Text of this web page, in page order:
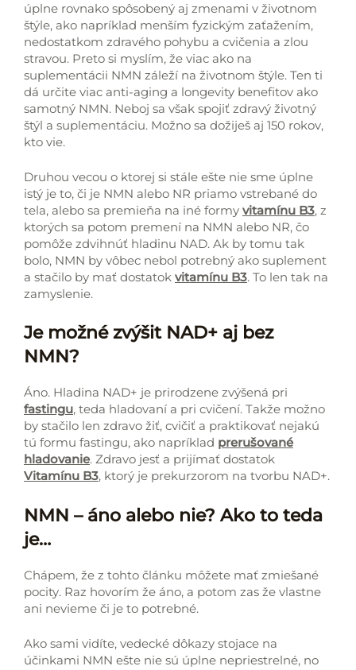
úplne rovnako spôsobený aj zmenami v životnom
štýle, ako napríklad menším fyzickým zaťažením,
nedostatkom zdravého pohybu a cvičenia a zlou
stravou. Preto si myslím, že viac ako na
suplementácii NMN záleží na životnom štýle. Ten ti
dá určite viac anti-aging a longevity benefitov ako
samotný NMN. Neboj sa však spojiť zdravý životný
štýl a suplementáciu. Možno sa dožiješ aj 150 rokov,
kto vie.
Druhou vecou o ktorej si stále ešte nie sme úplne
istý je to, či je NMN alebo NR priamo vstrebané do
tela, alebo sa premieňa na iné formy vitamínu B3, z
ktorých sa potom premení na NMN alebo NR, čo
pomôže zdvihnúť hladinu NAD. Ak by tomu tak
bolo, NMN by vôbec nebol potrebný ako suplement
a stačilo by mať dostatok vitamínu B3. To len tak na
zamyslenie.
Je možné zvýšit NAD+ aj bez
NMN?
Áno. Hladina NAD+ je prirodzene zvýšená pri
fastingu, teda hladovaní a pri cvičení. Takže možno
by stačilo len zdravo žiť, cvičiť a praktikovať nejakú
tú formu fastingu, ako napríklad prerušované
hladovanie. Zdravo jesť a prijímať dostatok
Vitamínu B3, ktorý je prekurzorom na tvorbu NAD+.
NMN – áno alebo nie? Ako to teda
je…
Chápem, že z tohto článku môžete mať zmiešané
pocity. Raz hovorím že áno, a potom zas že vlastne
ani nevieme či je to potrebné.
Ako sami vidíte, vedecké dôkazy stojace na
účinkami NMN ešte nie sú úplne nepriestrelné, no